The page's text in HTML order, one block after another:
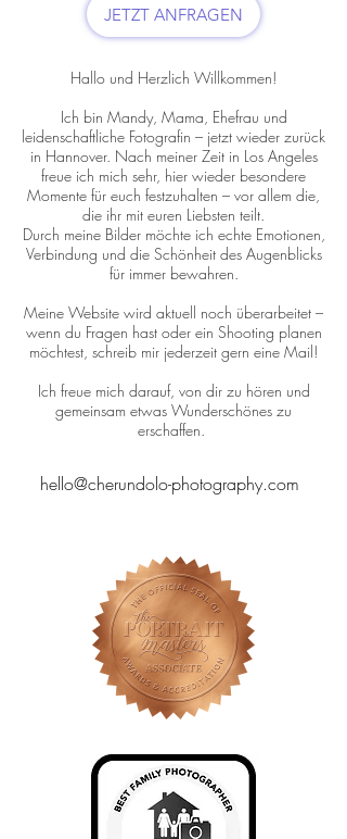
JETZT ANFRAGEN
Hallo und Herzlich Willkommen!
Ich bin Mandy, Mama, Ehefrau und
leidenschaftliche Fotografin – jetzt wieder zurück
in Hannover. Nach meiner Zeit in Los Angeles
freue ich mich sehr, hier wieder besondere
Momente für euch festzuhalten – vor allem die,
die ihr mit euren Liebsten teilt.
Durch meine Bilder möchte ich echte Emotionen,
Verbindung und die Schönheit des Augenblicks
für immer bewahren.
Meine Website wird aktuell noch überarbeitet –
wenn du Fragen hast oder ein Shooting planen
möchtest, schreib mir jederzeit gern eine Mail!
Ich freue mich darauf, von dir zu hören und
gemeinsam etwas Wunderschönes zu
erschaffen.
hello@cherundolo-photography.com